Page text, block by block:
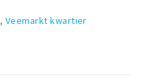
, Veemarkt kwartier